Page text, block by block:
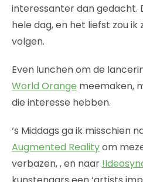
interessanter dan gedacht.
hele dag, en het liefst zou
volgen.
Even lunchen om de
World Orange meemaken,
die interesse hebben.
‘s Middags ga ik misschien
Augmented Realityom
verbazen, , en naar